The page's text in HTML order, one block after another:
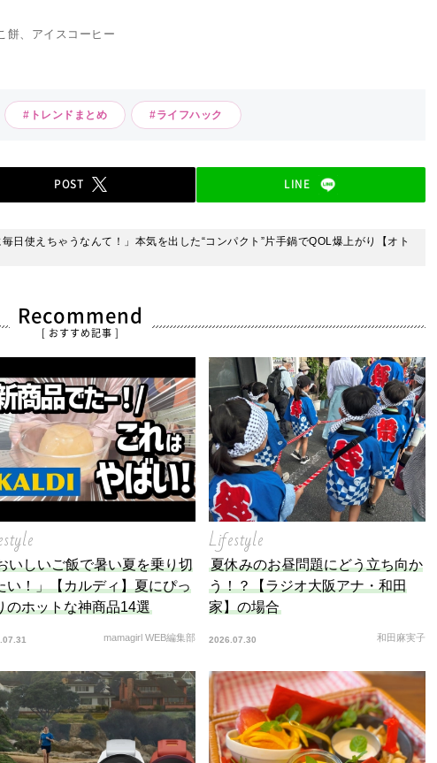
餅、アイスコーヒー
#トレンドまとめ #ライフハック
POST LINE
毎日使えちゃうなんて！」本気を出した“コンパクト”⽚⼿鍋でQOL爆上がり【オト
Recommend
[ おすすめ記事 ]
いしいご飯で暑い夏を乗り切
い！」【カルディ】夏にぴっ
のホットな神商品14選
mamagirl WEB編集部
Lifestyle
夏休みのお昼問題にどう立ち向か
う！？【ラジオ大阪アナ・和田
家】の場合
2026.07.30 和田麻実子